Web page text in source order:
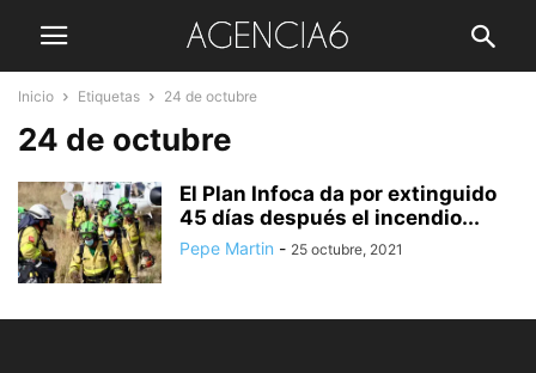
Inicio Etiquetas 24 de octubre
24 de octubre
El Plan Infoca da por extinguido
45 días después el incendio...
Pepe Martin - 25 octubre, 2021